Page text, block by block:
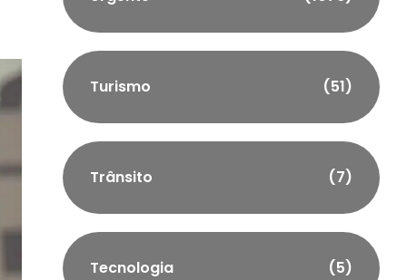
Turismo (51)
Trânsito (7)
Tecnologia (5)